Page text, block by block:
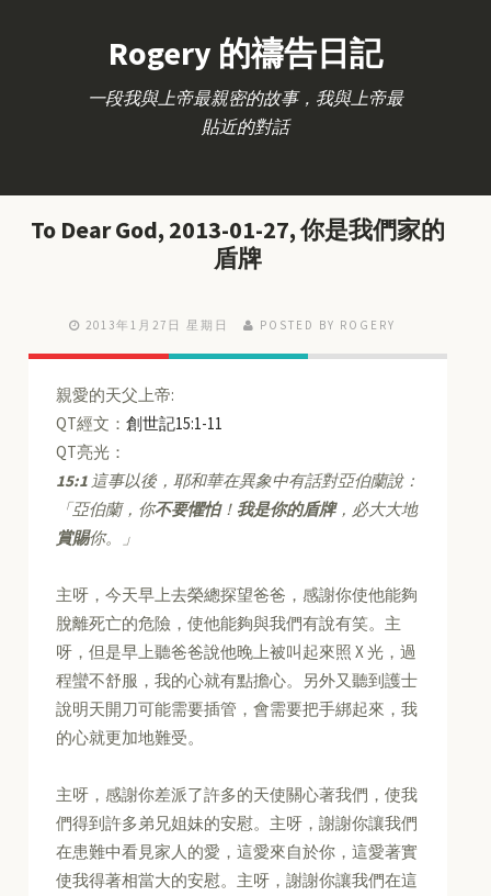
Rogery 的禱告日記
一段我與上帝最親密的故事，我與上帝最
貼近的對話
To Dear God, 2013-01-27, 你是我們家的
盾牌
2013年1月27日 星期日 POSTED BY ROGERY
親愛的天父上帝:
QT經文：創世記15:1-11
QT亮光：
15:1 這事以後，耶和華在異象中有話對亞伯蘭說：
「亞伯蘭，你不要懼怕！ 我是你的盾牌，必大大地
賞賜你。」
主呀，今天早上去榮總探望爸爸，感謝你使他能夠
脫離死亡的危險，使他能夠與我們有說有笑。主
呀，但是早上聽爸爸說他晚上被叫起來照 X 光，過
程蠻不舒服，我的心就有點擔心。另外又聽到護士
說明天開刀可能需要插管，會需要把手綁起來，我
的心就更加地難受。
主呀，感謝你差派了許多的天使關心著我們，使我
們得到許多弟兄姐妹的安慰。主呀，謝謝你讓我們
在患難中看見家人的愛，這愛來自於你，這愛著實
使我得著相當大的安慰。主呀，謝謝你讓我們在這